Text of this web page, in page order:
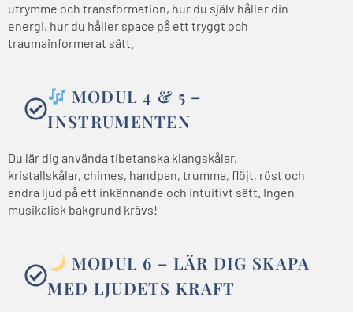
utrymme och transformation, hur du själv håller din
energi, hur du håller space på ett tryggt och
traumainformerat sätt.
MODUL 4 & 5 –
INSTRUMENTEN
Du lär dig använda tibetanska klangskålar,
kristallskålar, chimes, handpan, trumma, flöjt, röst och
andra ljud på ett inkännande och intuitivt sätt. Ingen
musikalisk bakgrund krävs!
MODUL 6 – LÄR DIG SKAPA
MED LJUDETS KRAFT